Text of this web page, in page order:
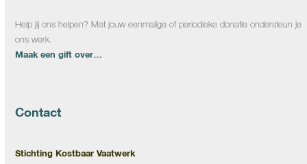
Help jij ons helpen? Met jouw eenmalige of periodieke donatie ondersteun je
ons werk.
Maak een gift over…
Contact
Stichting Kostbaar Vaatwerk